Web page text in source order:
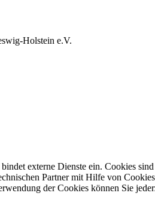
Holstein e.V.
externe Dienste ein. Cookies
Partner mit Hilfe von
der Cookies können Sie